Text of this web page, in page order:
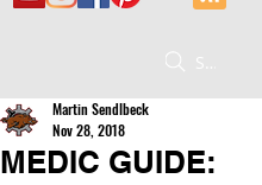
Suche
MEDIC GUIDE:
Martin Sendlbeck
Nov 28, 2018